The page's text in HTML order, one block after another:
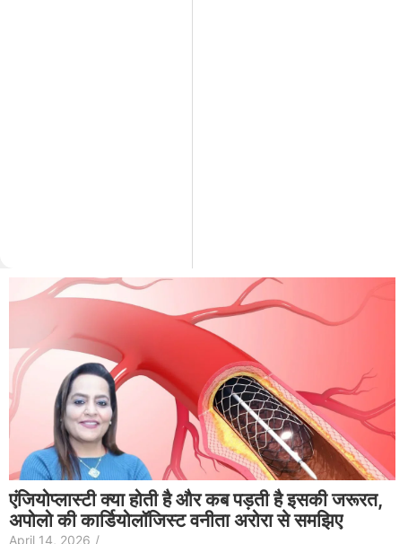
एंजियोप्लास्टी क्या होती है और कब पड़ती है इसकी जरूरत,
अपोलो की कार्डियोलॉजिस्ट वनीता अरोरा से समझिए
April 14, 2026 /